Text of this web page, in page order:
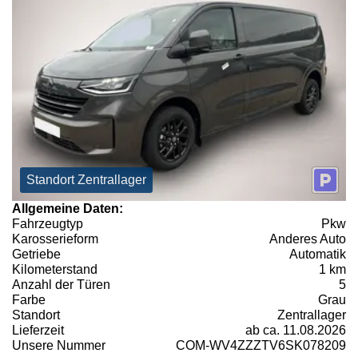
Standort Zentrallager
Allgemeine Daten:
Fahrzeugtyp
Pkw
Karosserieform
Anderes Auto
Getriebe
Automatik
Kilometerstand
1 km
Anzahl der Türen
5
Farbe
Grau
Standort
Zentrallager
Lieferzeit
ab ca. 11.08.2026
Unsere Nummer
COM-WV4ZZZTV6SK078209